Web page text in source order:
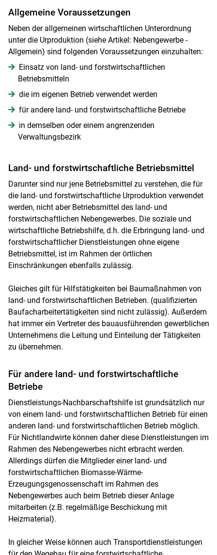
Skip to main content
Allgemeine Voraussetzungen
Neben der allgemeinen wirtschaftlichen Unterordnung
unter die Urproduktion (siehe Artikel: Nebengewerbe -
Allgemein) sind folgenden Voraussetzungen einzuhalten:
Einsatz von land- und forstwirtschaftlichen
Betriebsmitteln
die im eigenen Betrieb verwendet werden
für andere land- und forstwirtschaftliche Betriebe
in demselben oder einem angrenzenden
Verwaltungsbezirk
Land- und forstwirtschaftliche Betriebsmittel
Darunter sind nur jene Betriebsmittel zu verstehen, die für
die land- und forstwirtschaftliche Urproduktion verwendet
werden, nicht aber Betriebsmittel des land- und
forstwirtschaftlichen Nebengewerbes. Die soziale und
wirtschaftliche Betriebshilfe, d.h. die Erbringung land- und
forstwirtschaftlicher Dienstleistungen ohne eigene
Betriebsmittel, ist im Rahmen der örtlichen
Einschränkungen ebenfalls zulässig.
Gleiches gilt für Hilfstätigkeiten bei Baumaßnahmen von
land- und forstwirtschaftlichen Betrieben. (qualifizierten
Baufacharbeitertätigkeiten sind nicht zulässig). Außerdem
hat immer ein Vertreter des bauausführenden gewerblichen
Unternehmens die Leitung und Einteilung der Tätigkeiten
zu übernehmen.
Für andere land- und forstwirtschaftliche
Betriebe
Dienstleistungs-Nachbarschaftshilfe ist grundsätzlich nur
von einem land- und forstwirtschaftlichen Betrieb für einen
anderen land- und forstwirtschaftlichen Betrieb möglich.
Für Nichtlandwirte können daher diese Dienstleistungen im
Rahmen des Nebengewerbes nicht erbracht werden.
Allerdings dürfen die Mitglieder einer land- und
forstwirtschaftlichen Biomasse-Wärme-
Erzeugungsgenossenschaft im Rahmen des
Nebengewerbes auch beim Betrieb dieser Anlage
mitarbeiten (z.B. regelmäßige Beschickung mit
Heizmaterial).
In gleicher Weise können auch Transportdienstleistungen